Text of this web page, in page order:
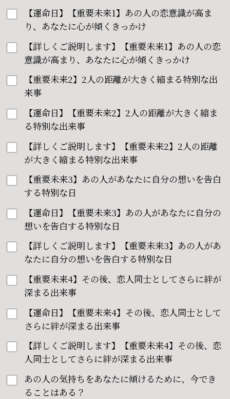
【運命日】【重要未来1】あの人の恋意識が高ま
り、あなたに心が傾くきっかけ
【詳しくご説明します】【重要未来1】あの人の恋
意識が高まり、あなたに心が傾くきっかけ
【重要未来2】2人の距離が大きく縮まる特別な出
来事
【運命日】【重要未来2】2人の距離が大きく縮ま
る特別な出来事
【詳しくご説明します】【重要未来2】2人の距離
が大きく縮まる特別な出来事
【重要未来3】あの人があなたに自分の想いを告白
する特別な日
【運命日】【重要未来3】あの人があなたに自分の
想いを告白する特別な日
【詳しくご説明します】【重要未来3】あの人があ
なたに自分の想いを告白する特別な日
【重要未来4】その後、恋人同士としてさらに絆が
深まる出来事
【運命日】【重要未来4】その後、恋人同士として
さらに絆が深まる出来事
【詳しくご説明します】【重要未来4】その後、恋
人同士としてさらに絆が深まる出来事
あの人の気持ちをあなたに傾けるために、今でき
ることはある？